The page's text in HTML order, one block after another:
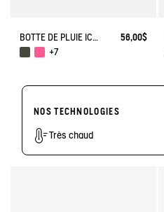
BOTTE DE PLUIE ICONIQUE LOLLY POP
56,00$
+7
NOS TECHNOLOGIES
Très chaud